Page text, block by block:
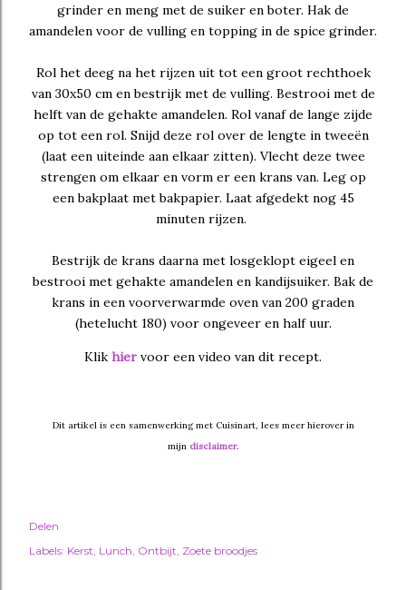
grinder en meng met de suiker en boter. Hak de
amandelen voor de vulling en topping in de spice grinder.
Rol het deeg na het rijzen uit tot een groot rechthoek
van 30x50 cm en bestrijk met de vulling. Bestrooi met de
helft van de gehakte amandelen. Rol vanaf de lange zijde
op tot een rol. Snijd deze rol over de lengte in tweeën
(laat een uiteinde aan elkaar zitten). Vlecht deze twee
strengen om elkaar en vorm er een krans van. Leg op
een bakplaat met bakpapier. Laat afgedekt nog 45
minuten rijzen.
Bestrijk de krans daarna met losgeklopt eigeel en
bestrooi met gehakte amandelen en kandijsuiker. Bak de
krans in een voorverwarmde oven van 200 graden
(hetelucht 180) voor ongeveer en half uur.
Klik hier voor een video van dit recept.
Dit artikel is een samenwerking met Cuisinart, lees meer hierover in
mijn disclaimer.
Delen
Labels: Kerst Lunch Ontbijt Zoete broodjes